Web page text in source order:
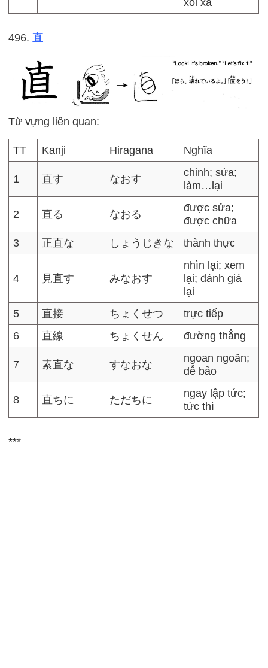
xối xả
496.直
Từ vựng liên quan:
TT Kanji Hiragana Nghĩa
1 直す なおす
chỉnh; sửa;
làm…lại
2 直る なおる
được sửa;
được chữa
3
正直な しょうじきな thành thực
4 見直す みなおす
nhìn lại; xem
lại; đánh giá
lại
5
直接 ちょくせつ
trực tiếp
6
直線 ちょくせん đường thẳng
7 素直な すなおな
ngoan ngoãn;
dễ bảo
8 直ちに ただちに
ngay lập tức;
tức thì
***